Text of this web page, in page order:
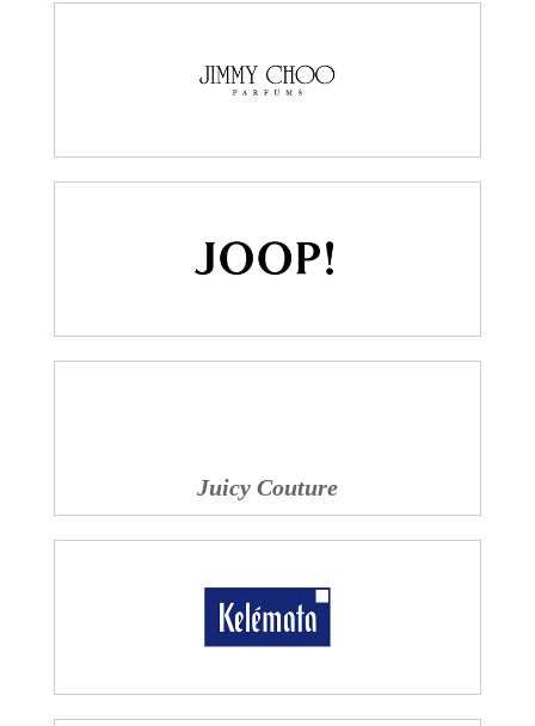
Juicy Couture